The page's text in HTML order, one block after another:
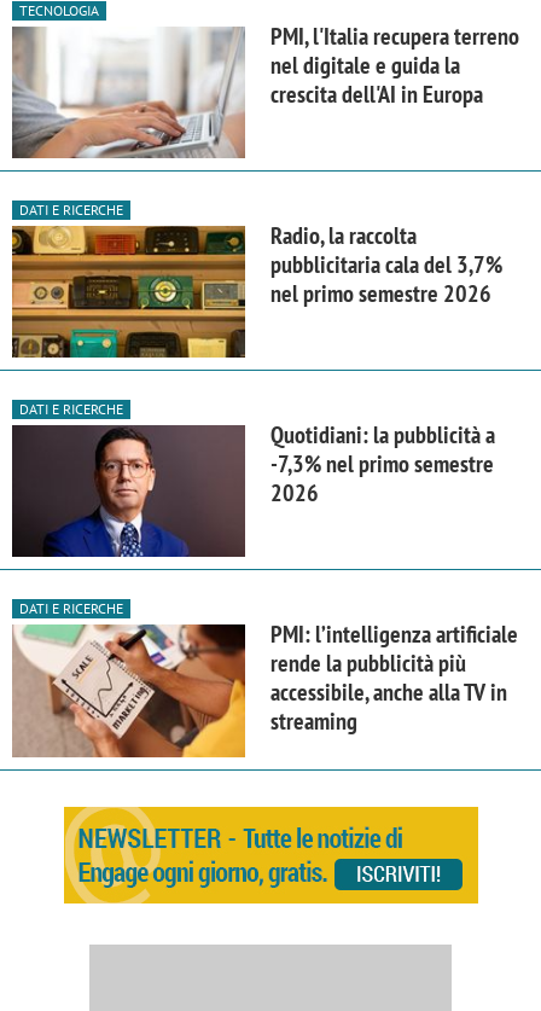
TECNOLOGIA
PMI, l'Italia recupera terreno
nel digitale e guida la
crescita dell'AI in Europa
DATI E RICERCHE
Radio, la raccolta
pubblicitaria cala del 3,7%
nel primo semestre 2026
DATI E RICERCHE
Quotidiani: la pubblicità a
-7,3% nel primo semestre
2026
DATI E RICERCHE
PMI: l’intelligenza artificiale
rende la pubblicità più
accessibile, anche alla TV in
streaming